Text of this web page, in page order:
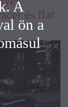
és flat
A
ön a